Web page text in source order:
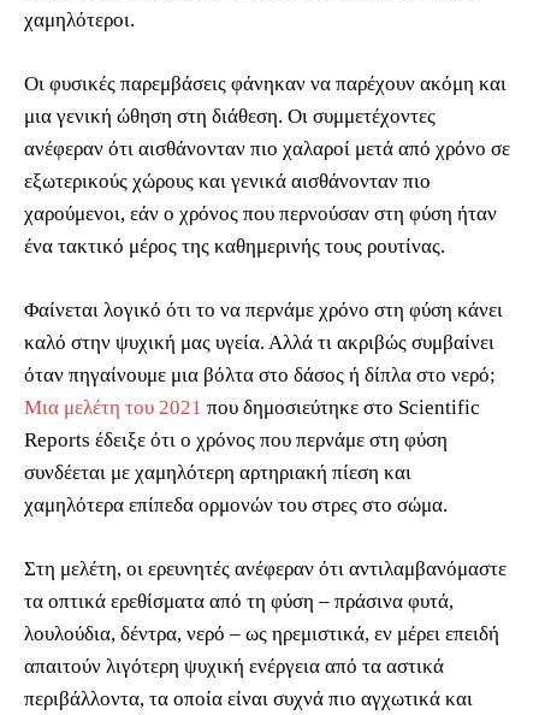
χαμηλότεροι.
Οι φυσικές παρεμβάσεις φάνηκαν να παρέχουν ακόμη και
μια γενική ώθηση στη διάθεση. Οι συμμετέχοντες
ανέφεραν ότι αισθάνονταν πιο χαλαροί μετά από χρόνο σε
εξωτερικούς χώρους και γενικά αισθάνονταν πιο
χαρούμενοι, εάν ο χρόνος που περνούσαν στη φύση ήταν
ένα τακτικό μέρος της καθημερινής τους ρουτίνας.
Φαίνεται λογικό ότι το να περνάμε χρόνο στη φύση κάνει
καλό στην ψυχική μας υγεία. Αλλά τι ακριβώς συμβαίνει
όταν πηγαίνουμε μια βόλτα στο δάσος ή δίπλα στο νερό;
Μια μελέτη του 2021 που δημοσιεύτηκε στο Scientific
Reports έδειξε ότι ο χρόνος που περνάμε στη φύση
συνδέεται με χαμηλότερη αρτηριακή πίεση και
χαμηλότερα επίπεδα ορμονών του στρες στο σώμα.
Στη μελέτη, οι ερευνητές ανέφεραν ότι αντιλαμβανόμαστε
τα οπτικά ερεθίσματα από τη φύση – πράσινα φυτά,
λουλούδια, δέντρα, νερό – ως ηρεμιστικά, εν μέρει επειδή
απαιτούν λιγότερη ψυχική ενέργεια από τα αστικά
περιβάλλοντα, τα οποία είναι συχνά πιο αγχωτικά και